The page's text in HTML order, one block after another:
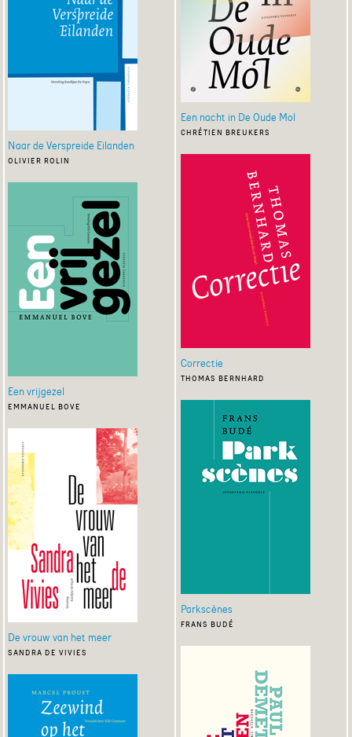
Naar de Verspreide Eilanden
olivier rolin
Een vrijgezel
emmanuel bove
De vrouw van het meer
sandra de vivies
Een nacht in De Oude Mol
chrétien breukers
Correctie
thomas bernhard
Parkscènes
frans budé